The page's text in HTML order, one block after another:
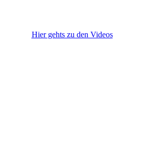
Hier gehts zu den Videos